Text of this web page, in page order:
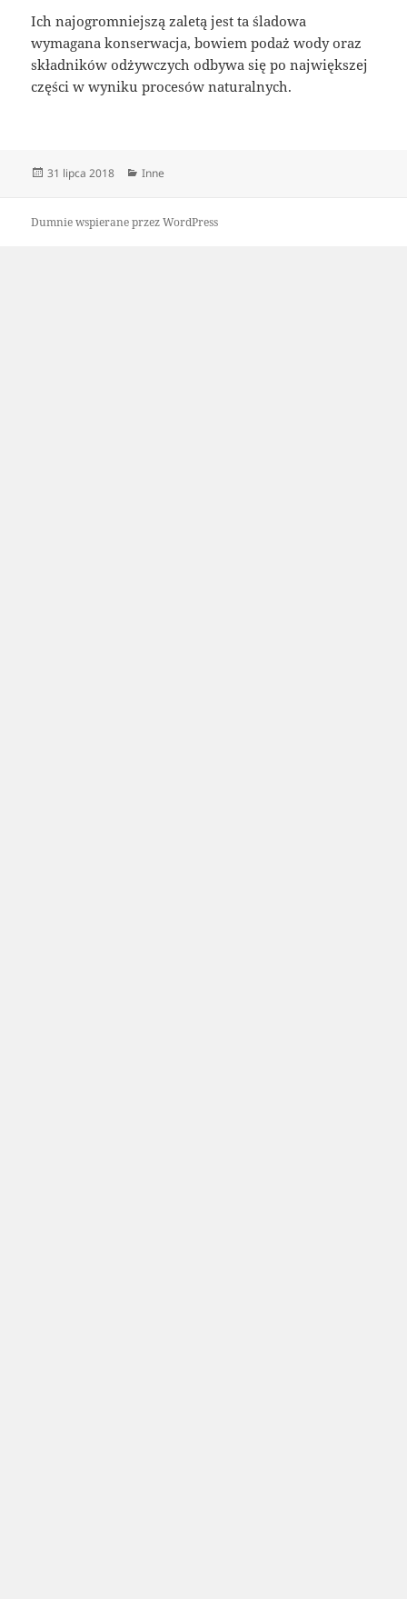
Ich najogromniejszą zaletą jest ta śladowa
wymagana konserwacja, bowiem podaż wody oraz
składników odżywczych odbywa się po największej
części w wyniku procesów naturalnych.
Data
31 lipca 2018 Kategorie
Inne
Dumnie wspierane przez WordPress